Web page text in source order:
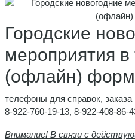
Городские
мероприятия
(офлайн)
телефоны для справок,
8-922-760-19-13, 8-922-408-86-
Внимание! В связи с